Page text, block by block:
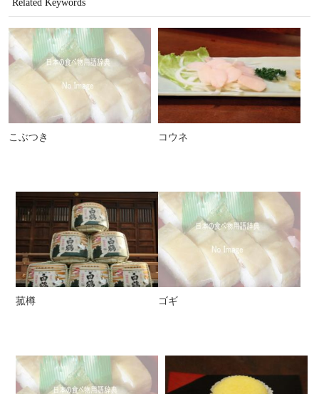
Related Keywords
こぶつき コウネ
菰樽 ゴギ